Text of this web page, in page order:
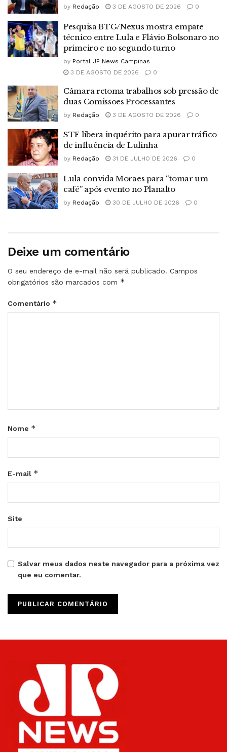
by Redação 3 DE AGOSTO DE 2026 0
Pesquisa BTG/Nexus mostra empate
técnico entre Lula e Flávio Bolsonaro no
primeiro e no segundo turno
by Portal JP News Campinas
3 DE AGOSTO DE 2026
0
Câmara retoma trabalhos sob pressão de
duas Comissões Processantes
by Redação 3 DE AGOSTO DE 2026 0
STF libera inquérito para apurar tráfico
de influência de Lulinha
by Redação 31 DE JULHO DE 2026 0
Lula convida Moraes para “tomar um
café” após evento no Planalto
by Redação 30 DE JULHO DE 2026 0
Deixe um comentário
O seu endereço de e-mail não será publicado. Campos
obrigatórios são marcados com *
Comentário *
Nome *
E-mail *
Site
Salvar meus dados neste navegador para a próxima vez
que eu comentar.